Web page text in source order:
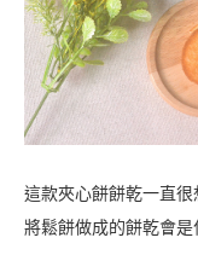
這款夾心餅餅乾一直
將鬆餅做成的餅乾會是